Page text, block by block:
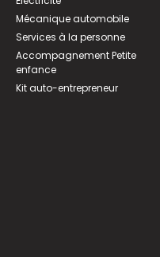
Mécanique automobile
Services à la personne
Accompagnement Petite
enfance
Kit auto-entrepreneur